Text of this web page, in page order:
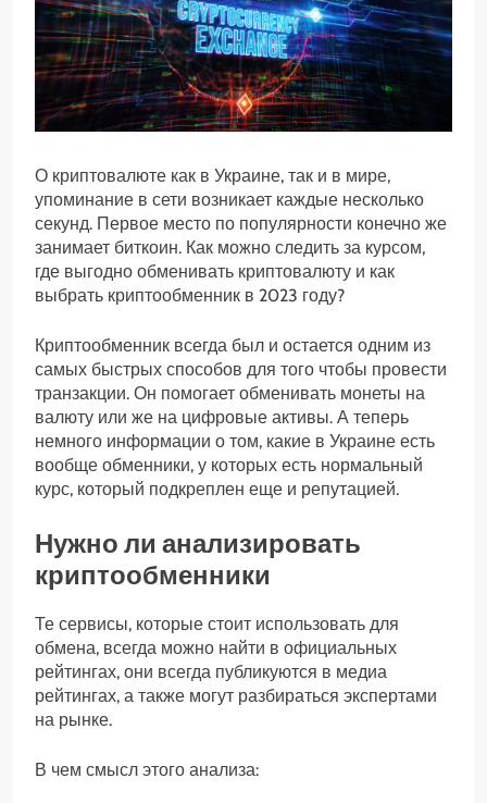
О криптовалюте как в Украине, так и в мире,
упоминание в сети возникает каждые несколько
секунд. Первое место по популярности конечно же
занимает биткоин. Как можно следить за курсом,
где выгодно обменивать криптовалюту и как
выбрать криптообменник в 2023 году?
Криптообменник всегда был и остается одним из
самых быстрых способов для того чтобы провести
транзакции. Он помогает обменивать монеты на
валюту или же на цифровые активы. А теперь
немного информации о том, какие в Украине есть
вообще обменники, у которых есть нормальный
курс, который подкреплен еще и репутацией.
Нужно ли анализировать
криптообменники
Те сервисы, которые стоит использовать для
обмена, всегда можно найти в официальных
рейтингах, они всегда публикуются в медиа
рейтингах, а также могут разбираться экспертами
на рынке.
В чем смысл этого анализа: